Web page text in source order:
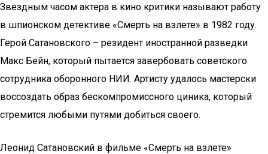
Звездным часом актера в кино критики называют работу
в шпионском детективе «Смерть на взлете» в 1982 году.
Герой Сатановского – резидент иностранной разведки
Макс Бейн, который пытается завербовать советского
сотрудника оборонного НИИ. Артисту удалось мастерски
воссоздать образ бескомпромиссного циника, который
стремится любыми путями добиться своего.
Леонид Сатановский в фильме «Смерть на взлете»